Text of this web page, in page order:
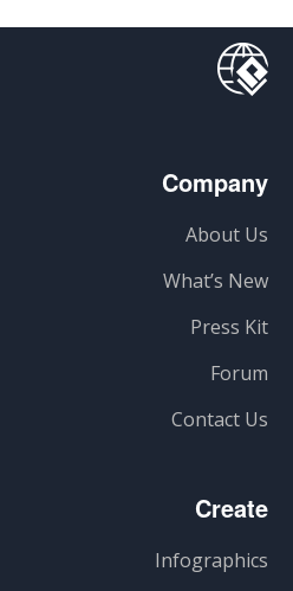
Company
About Us
What’s New
Press Kit
Forum
Contact Us
Create
Infographics